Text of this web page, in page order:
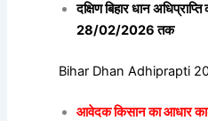
दक्षिण बिहार धान
28/02/2026 तक
Bihar Dhan Adhiprapti
आवेदक किसान का आधार